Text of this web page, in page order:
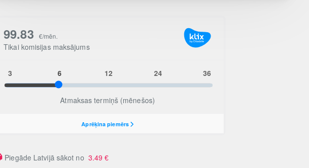
Piegāde Latvijā sākot no 3.49€